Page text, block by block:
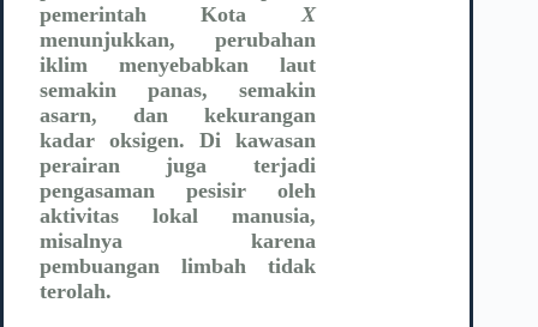
pemerintah Kota X
menunjukkan, perubahan
iklim menyebabkan laut
semakin panas, semakin
asarn, dan kekurangan
kadar oksigen. Di kawasan
perairan juga terjadi
pengasaman pesisir oleh
aktivitas lokal manusia,
misalnya karena
pembuangan limbah tidak
terolah.